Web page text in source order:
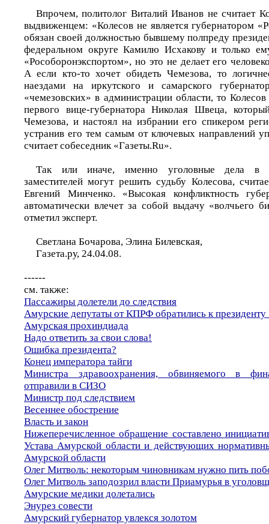
Впрочем, политолог Виталий Иванов не считает
выдвиженцем: «Колесов не является губернатором
обязан своей должностью бывшему полпреду
федеральном округе Камилю Исхакову и только
«Рособоронэкспортом», но это не делает его
А если кто-то хочет обидеть Чемезова, то
наездами на иркутского и самарского
«чемезовских» в администрации области, то
первого вице-губернатора Николая Швеца,
Чемезова, и настоял на избрании его спикером
устранив его тем самым от ключевых направлений
считает собеседник «Газеты.Ru».
Так или иначе, именно уголовные дела в
заместителей могут решить судьбу Колесова,
Евгений Минченко. «Высокая конфликтность
автоматически влечет за собой выдачу «волчьего
отметил эксперт.
Светлана Бочарова, Элина Билевская,
Газета.ру, 24.04.08.
------
см. также:
Пассажиры долетели до следствия
Амурские депутаты от КПРФ обратились к
Амурская прохиндиада
Надо ответить за свои слова!
Ошибка президента?
Конец императора тайги
Министра здравоохранения, обвиняемого в
отправили в СИЗО
Министр под следствием
Весеннее обострение
Власть и закон
Нижеперечисленное обращение составлено
Устава Амурской области и действующих
Амурской области
Олег Митволь: некоторым чиновникам нужно пить
Олег Митволь заподозрил власти Приамурья в
Амурские медики долетались
Энурез совести
Амурский губернатор увлекся золотом